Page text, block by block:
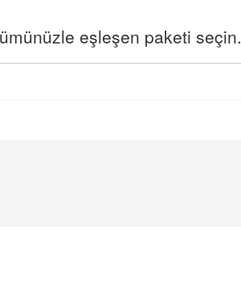
eşleşen paketi seçin.